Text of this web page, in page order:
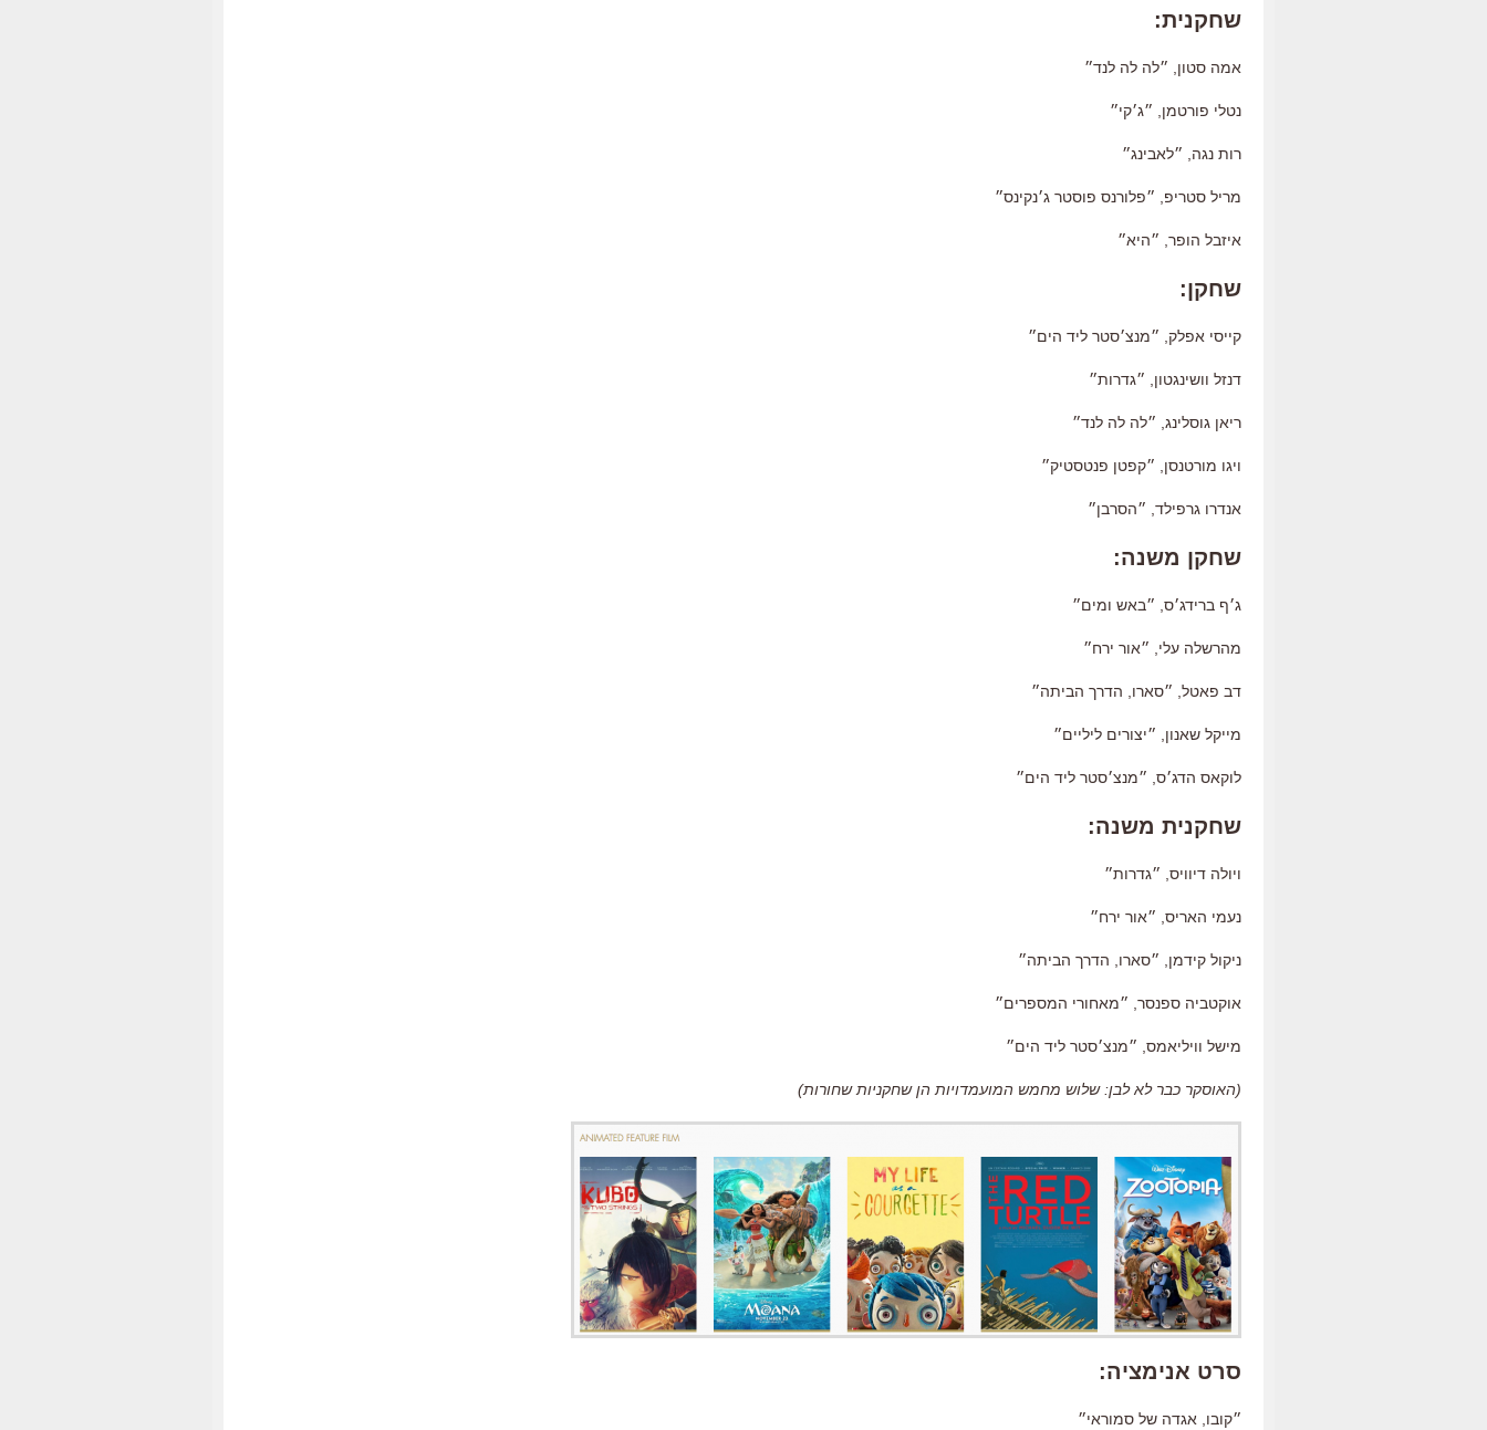
שחקנית:
אמה סטון, ״לה לה לנד״
נטלי פורטמן, ״ג׳קי״
רות נגה, ״לאבינג״
מריל סטריפ, ״פלורנס פוסטר ג׳נקינס״
איזבל הופר, ״היא״
שחקן:
קייסי אפלק, ״מנצ׳סטר ליד הים״
דנזל וושינגטון, ״גדרות״
ריאן גוסלינג, ״לה לה לנד״
ויגו מורטנסן, ״קפטן פנטסטיק״
אנדרו גרפילד, ״הסרבן״
שחקן משנה:
ג׳ף ברידג׳ס, ״באש ומים״
מהרשלה עלי, ״אור ירח״
דב פאטל, ״סארו, הדרך הביתה״
מייקל שאנון, ״יצורים ליליים״
לוקאס הדג׳ס, ״מנצ׳סטר ליד הים״
שחקנית משנה:
ויולה דיוויס, ״גדרות״
נעמי האריס, ״אור ירח״
ניקול קידמן, ״סארו, הדרך הביתה״
אוקטביה ספנסר, ״מאחורי המספרים״
מישל וויליאמס, ״מנצ׳סטר ליד הים״
(האוסקר כבר לא לבן: שלוש מחמש המועמדויות הן שחקניות שחורות)
סרט אנימציה:
״קובו, אגדה של סמוראי״